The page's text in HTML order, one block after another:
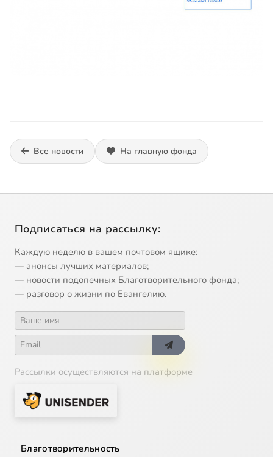
Все новости На главную фонда
Подписаться на рассылку:
Каждую неделю в вашем почтовом ящике:
— анонсы лучших материалов;
— новости подопечных Благотворительного фонда;
— разговор о жизни по Евангелию.
Рассылки осуществляются на платформе
Благотворительность